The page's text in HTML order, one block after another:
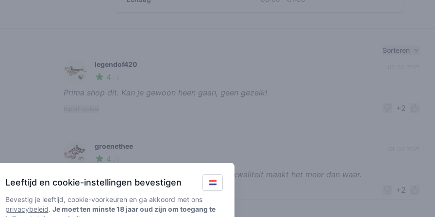
Sorteren
🍃
legendof420
4
06-03-2021
Prima shop dit. Kan je gewoon heen gaan, geen gezeik!
+2
🌱
groenethee
4
03-03-2021
heerlijk shoppie. tegen de dure kant, maar de kwaliteit maakt het meer dan waar.
+2
Leeftijd en cookie-instellingen bevestigen
Bevestig je leeftijd, cookie-voorkeuren en ga akkoord met ons
privacybeleid. Je moet ten minste 18 jaar oud zijn om toegang te